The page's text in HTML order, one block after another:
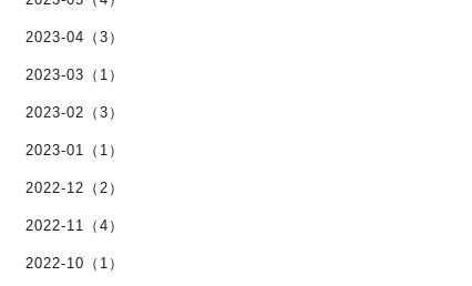
2023-04（3）
2023-03（1）
2023-02（3）
2023-01（1）
2022-12（2）
2022-11（4）
2022-10（1）